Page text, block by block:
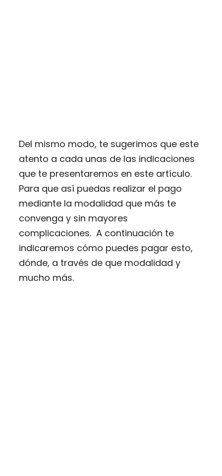
Del mismo modo, te sugerimos que este
atento a cada unas de las indicaciones
que te presentaremos en este artículo.
Para que así puedas realizar el pago
mediante la modalidad que más te
convenga y sin mayores
complicaciones. A continuación te
indicaremos cómo puedes pagar esto,
dónde, a través de que modalidad y
mucho más.